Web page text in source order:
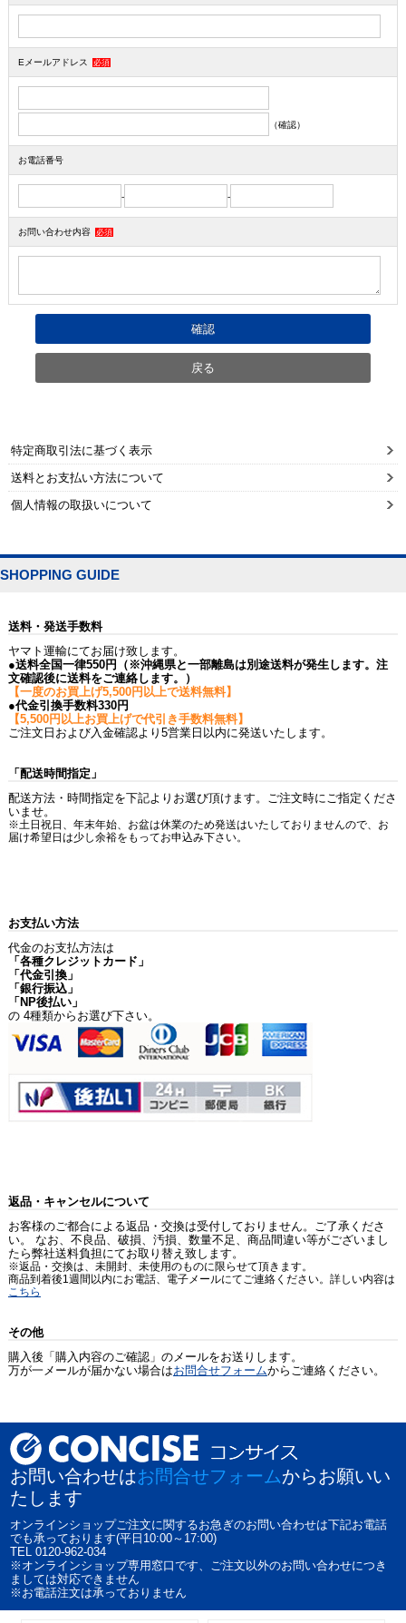
Eメールアドレス 必須
（確認）
お電話番号
- -
お問い合わせ内容 必須
特定商取引法に基づく表示
送料とお支払い方法について
個人情報の取扱いについて
SHOPPING GUIDE
送料・発送手数料
ヤマト運輸にてお届け致します。
●送料全国一律550円（※沖縄県と一部離島は別途送料が発生します。注
文確認後に送料をご連絡します。）
【一度のお買上げ5,500円以上で送料無料】
●代金引換手数料330円
【5,500円以上お買上げで代引き手数料無料】
ご注文日および入金確認より5営業日以内に発送いたします。
「配送時間指定」
配送方法・時間指定を下記よりお選び頂けます。ご注文時にご指定くださ
いませ。
※土日祝日、年末年始、お盆は休業のため発送はいたしておりませんので、お
届け希望日は少し余裕をもってお申込み下さい。
お支払い方法
代金のお支払方法は
「各種クレジットカード」
「代金引換」
「銀行振込」
「NP後払い」
の 4種類からお選び下さい。
返品・キャンセルについて
お客様のご都合による返品・交換は受付しておりません。ご了承くださ
い。 なお、不良品、破損、汚損、数量不足、商品間違い等がございまし
たら弊社送料負担にてお取り替え致します。
※返品・交換は、未開封、未使用のものに限らせて頂きます。
商品到着後1週間以内にお電話、電子メールにてご連絡ください。詳しい内容は
こちら
その他
購入後「購入内容のご確認」のメールをお送りします。
万が一メールが届かない場合はお問合せフォームからご連絡ください。
お問い合わせはお問合せフォームからお願いい
たします
オンラインショップご注文に関するお急ぎのお問い合わせは下記お電話
でも承っております(平日10:00～17:00)
TEL 0120-962-034
※オンラインショップ専用窓口です、ご注文以外のお問い合わせにつき
ましては対応できません
※お電話注文は承っておりません